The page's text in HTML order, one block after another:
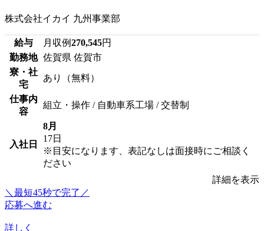
株式会社イカイ 九州事業部
給与 月収例270,545円
勤務地 佐賀県 佐賀市
寮・社
宅
あり（無料）
仕事内
容
組立・操作 / 自動車系工場 / 交替制
入社日
8月
17日
※目安になります、表記なしは面接時にご相談く
ださい
詳細を表示
＼最短45秒で完了／
応募へ進む
詳しく